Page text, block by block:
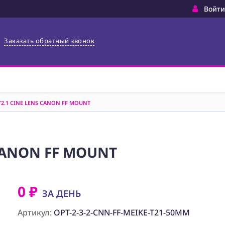
Войти
Заказать обратный звонок
CINE LENS CANON FF MOUNT
FF MOUNT
0 ₽ ЗА ДЕНЬ
Артикул: OPT-2-3-2-CNN-FF-MEIKE-T21-50MM